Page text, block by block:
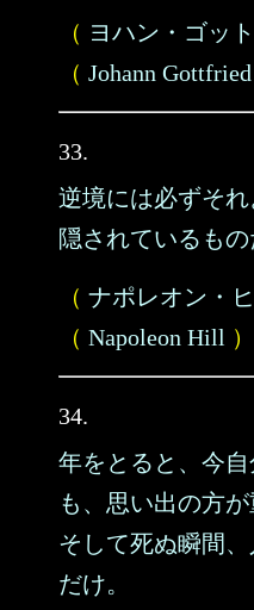
（ ヨハン・ゴッ
（ Johann
33.
逆境には必ずそ
隠されているもの
（ ナポレオン・
（ Napoleon Hill ）
34.
年をとると、今
も、思い出の方が
そして死ぬ瞬間
だけ。